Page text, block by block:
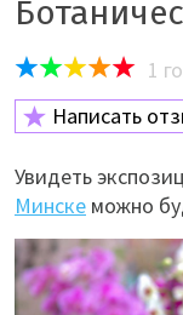
1
Написать
Увидеть
Минске можно